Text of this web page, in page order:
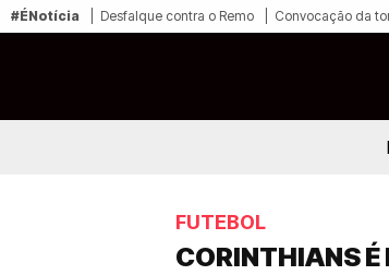
#ÉNotícia Desfalque contra o Remo Convocação da
FUTEBOL
CORINTHIANS É